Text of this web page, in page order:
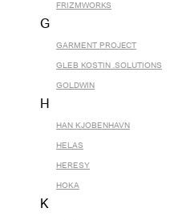
FRIZMWORKS
G
GARMENT PROJECT
GLEB KOSTIN .SOLUTIONS
GOLDWIN
H
HAN KJOBENHAVN
HELAS
HERESY
HOKA
K